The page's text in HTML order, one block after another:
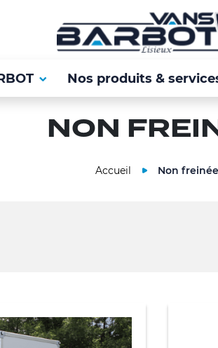
Nos produits &
NON
Accueil Non freinée